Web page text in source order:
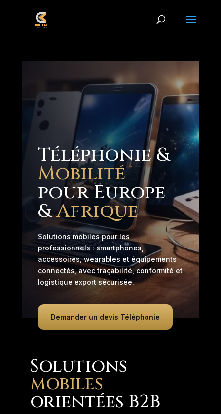
Téléphonie &
Mobilité
pour Europe
&Afrique
Solutions mobiles pour les
professionnels : smartphones,
accessoires, wearables et équipements
connectés, avec traçabilité, conformité et
logistique export sécurisée.
Demander un devis Téléphonie
Solutions
mobiles
orientées B2B